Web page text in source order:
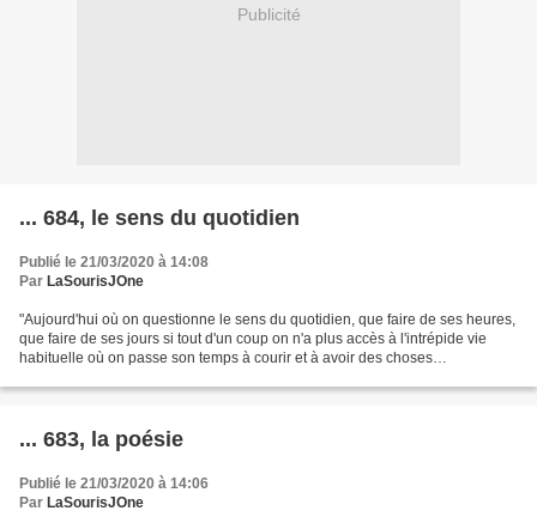
Publicité
... 684, le sens du quotidien
Publié le 21/03/2020 à 14:08
Par LaSourisJOne
"Aujourd'hui où on questionne le sens du quotidien, que faire de ses heures,
que faire de ses jours si tout d'un coup on n'a plus accès à l'intrépide vie
habituelle où on passe son temps à courir et à avoir des choses
... 683, la poésie
Publié le 21/03/2020 à 14:06
Par LaSourisJOne